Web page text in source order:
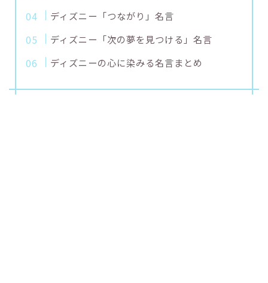
ディズニー「つながり」名言
ディズニー「次の夢を見つける」名言
ディズニーの心に染みる名言まとめ